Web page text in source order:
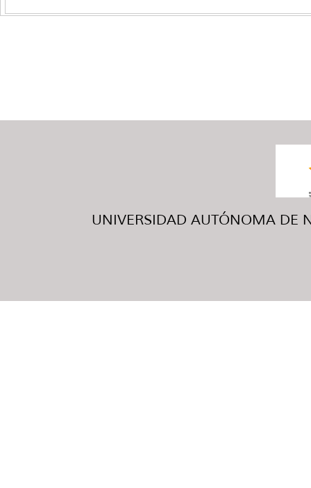
UNIVERSIDAD AUTÓNOMA DE